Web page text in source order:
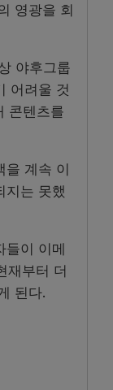
영광을 회
야후그룹
어려울 것
콘텐츠를
을 계속 이
지는 못했
들이 이메
재부터 더
된다.